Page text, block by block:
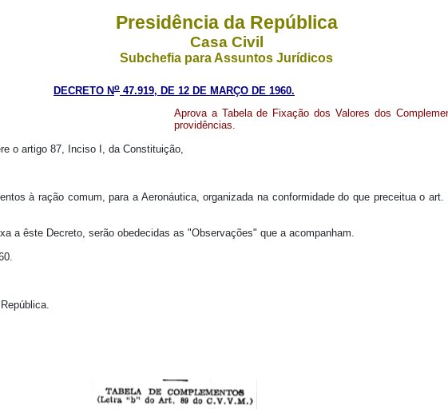
Presidência da República
Casa Civil
Subchefia para Assuntos Jurídicos
DECRETO No 47.919, DE 12 DE MARÇO DE 1960.
Aprova a Tabela de Fixação dos Valores dos
providências.
o artigo 87, Inciso I, da Constituição,
à ração comum, para a Aeronáutica, organizada na conformidade do que preceitua o
a êste Decreto, serão obedecidas as "Observações" que a acompanham.